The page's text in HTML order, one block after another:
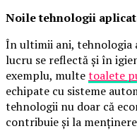
Noile tehnologii
În ultimii ani, tehnologia
lucru se reflectă și în
exemplu, multetoalete
echipate cu sisteme
tehnologii nu doar că
contribuie și la